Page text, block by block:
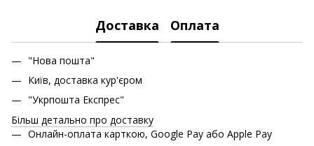
Доставка Оплата
"Нова пошта"
Київ, доставка кур'єром
"Укрпошта Експрес"
Більш детально про доставку
Онлайн-оплата карткою, Google Pay або Apple Pay